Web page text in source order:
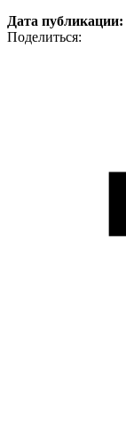
Дата публикации:
Поделиться: